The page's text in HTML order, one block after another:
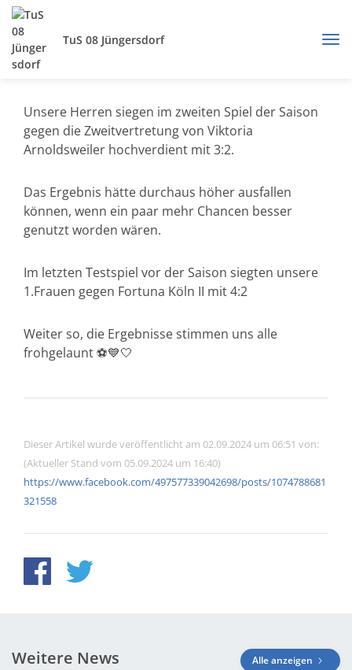
TuS 08 Jüngersdorf
Unsere Herren siegen im zweiten Spiel der Saison
gegen die Zweitvertretung von Viktoria
Arnoldsweiler hochverdient mit 3:2.
Das Ergebnis hätte durchaus höher ausfallen
können, wenn ein paar mehr Chancen besser
genutzt worden wären.
Im letzten Testspiel vor der Saison siegten unsere
1.Frauen gegen Fortuna Köln II mit 4:2
Weiter so, die Ergebnisse stimmen uns alle
frohgelaunt ⚽️💙🤍
Dieser Artikel wurde veröffentlicht am 02.09.2024 um 06:51 von:
(Aktueller Stand vom 05.09.2024 um 16:40)
https://www.facebook.com/497577339042698/posts/1074788681
321558
Weitere News Alle anzeigen